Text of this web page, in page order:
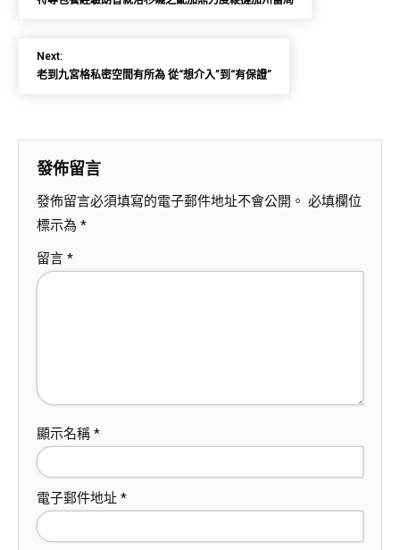
Next:
老到九宮格私密空間有所為 從“想介入”到“有保證”
發佈留言
發佈留言必須填寫的電子郵件地址不會公開。 必填欄位
標示為 *
留言 *
顯示名稱 *
電子郵件地址 *